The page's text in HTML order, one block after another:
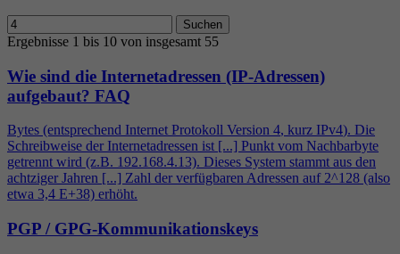
Suchen
Ergebnisse 1 bis 10 von insgesamt 55
Wie sind die Internetadressen (IP-Adressen)
aufgebaut? FAQ
Bytes (entsprechend Internet Protokoll Version 4, kurz IPv4). Die
Schreibweise der Internetadressen ist [...] Punkt vom Nachbarbyte
getrennt wird (z.B. 192.168.4.13). Dieses System stammt aus den
achtziger Jahren [...] Zahl der verfügbaren Adressen auf 2^128 (also
etwa 3,4 E+38) erhöht.
PGP / GPG-Kommunikationskeys